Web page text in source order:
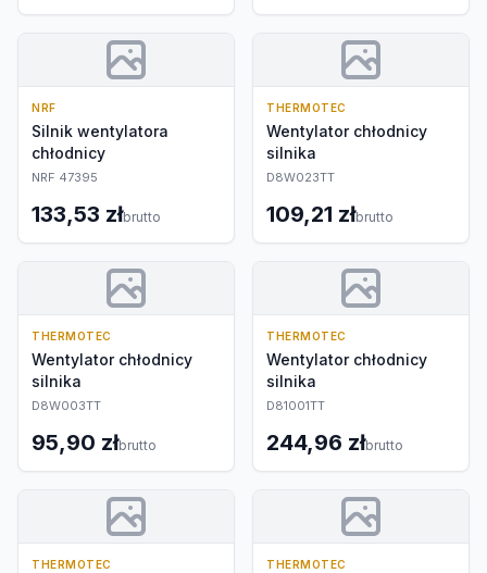
NRF
Silnik wentylatora
chłodnicy
NRF 47395
133,53 złbrutto
THERMOTEC
Wentylator chłodnicy
silnika
D8W023TT
109,21 złbrutto
THERMOTEC
Wentylator chłodnicy
silnika
D8W003TT
95,90 złbrutto
THERMOTEC
Wentylator chłodnicy
silnika
D81001TT
244,96 złbrutto
THERMOTEC THERMOTEC